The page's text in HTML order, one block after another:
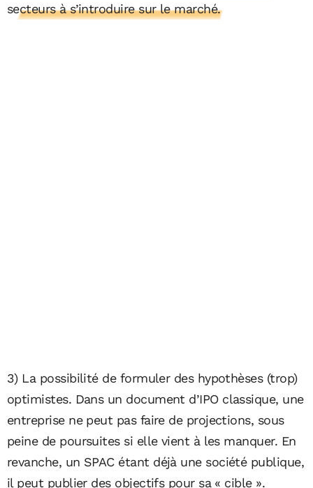
secteurs à s’introduire sur le marché.
3) La possibilité de formuler des hypothèses (trop)
optimistes. Dans un document d’IPO classique, une
entreprise ne peut pas faire de projections, sous
peine de poursuites si elle vient à les manquer. En
revanche, un SPAC étant déjà une société publique,
il peut publier des objectifs pour sa « cible ».